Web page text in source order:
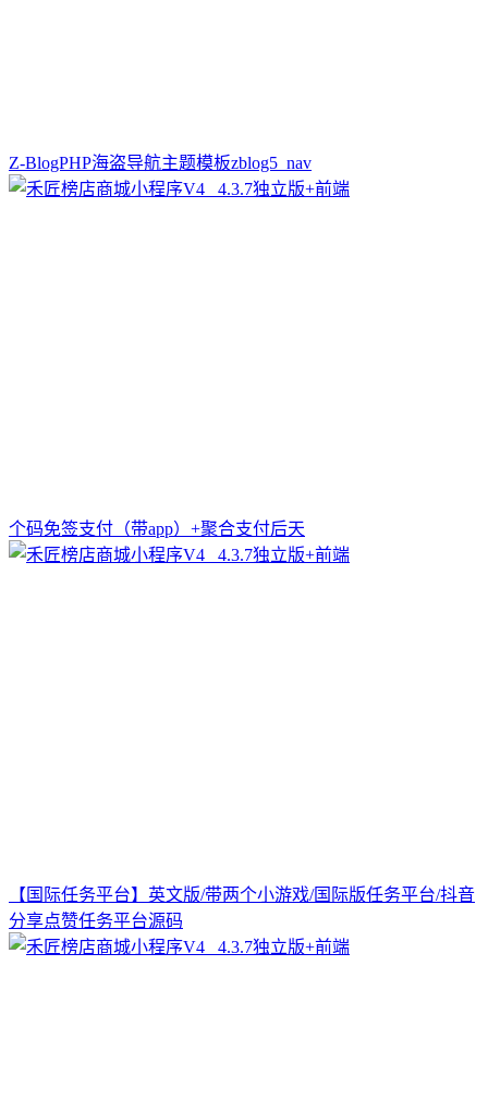
Z-BlogPHP海盗导航主题模板zblog5_nav
个码免签支付（带app）+聚合支付后天
【国际任务平台】英文版/带两个小游戏/国际版任务平台/抖音
分享点赞任务平台源码